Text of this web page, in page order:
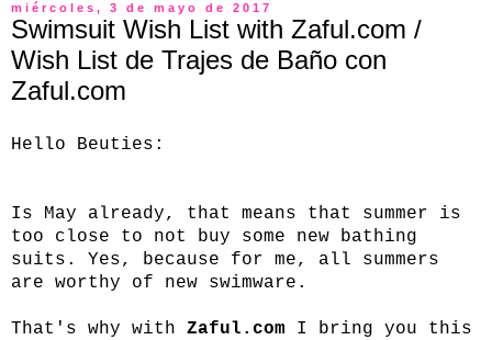
miércoles, 3 de mayo de 2017
Swimsuit Wish List with Zaful.com /
Wish List de Trajes de Baño con
Zaful.com
Hello Beuties:
Is May already, that means that summer is
too close to not buy some new bathing
suits. Yes, because for me, all summers
are worthy of new swimware.
That's why with Zaful.com I bring you this